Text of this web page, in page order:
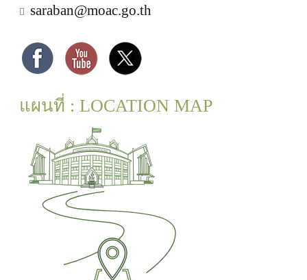
saraban@moac.go.th
แผนที่ : LOCATION MAP